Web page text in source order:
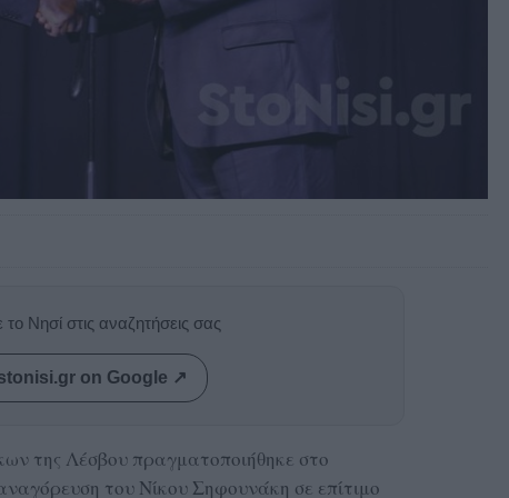
Νησί στις αναζητήσεις σας
on Google ↗
της Λέσβου πραγματοποιήθηκε στο
του Νίκου Σηφουνάκη σε επίτιμο